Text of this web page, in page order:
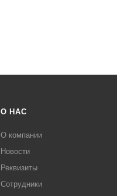
О НАС
О компании
Новости
Реквизиты
Сотрудники